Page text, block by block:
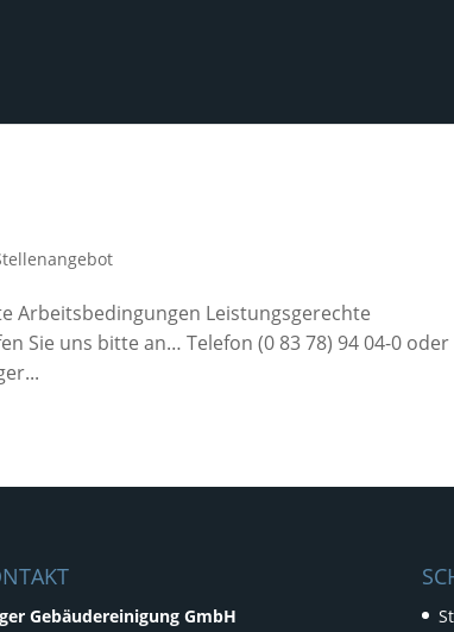
Arbeitsbedingungen Leistungsgerechte
Sie uns bitte an… Telefon (0 83 78) 94 04-0 oder
Gebäudereinigung GmbH